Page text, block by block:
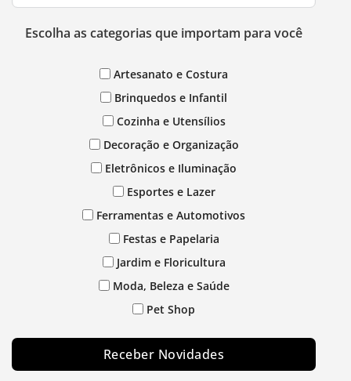
Escolha as categorias que importam para você
Artesanato e Costura
Brinquedos e Infantil
Cozinha e Utensílios
Decoração e Organização
Eletrônicos e Iluminação
Esportes e Lazer
Ferramentas e Automotivos
Festas e Papelaria
Jardim e Floricultura
Moda, Beleza e Saúde
Pet Shop
Receber Novidades